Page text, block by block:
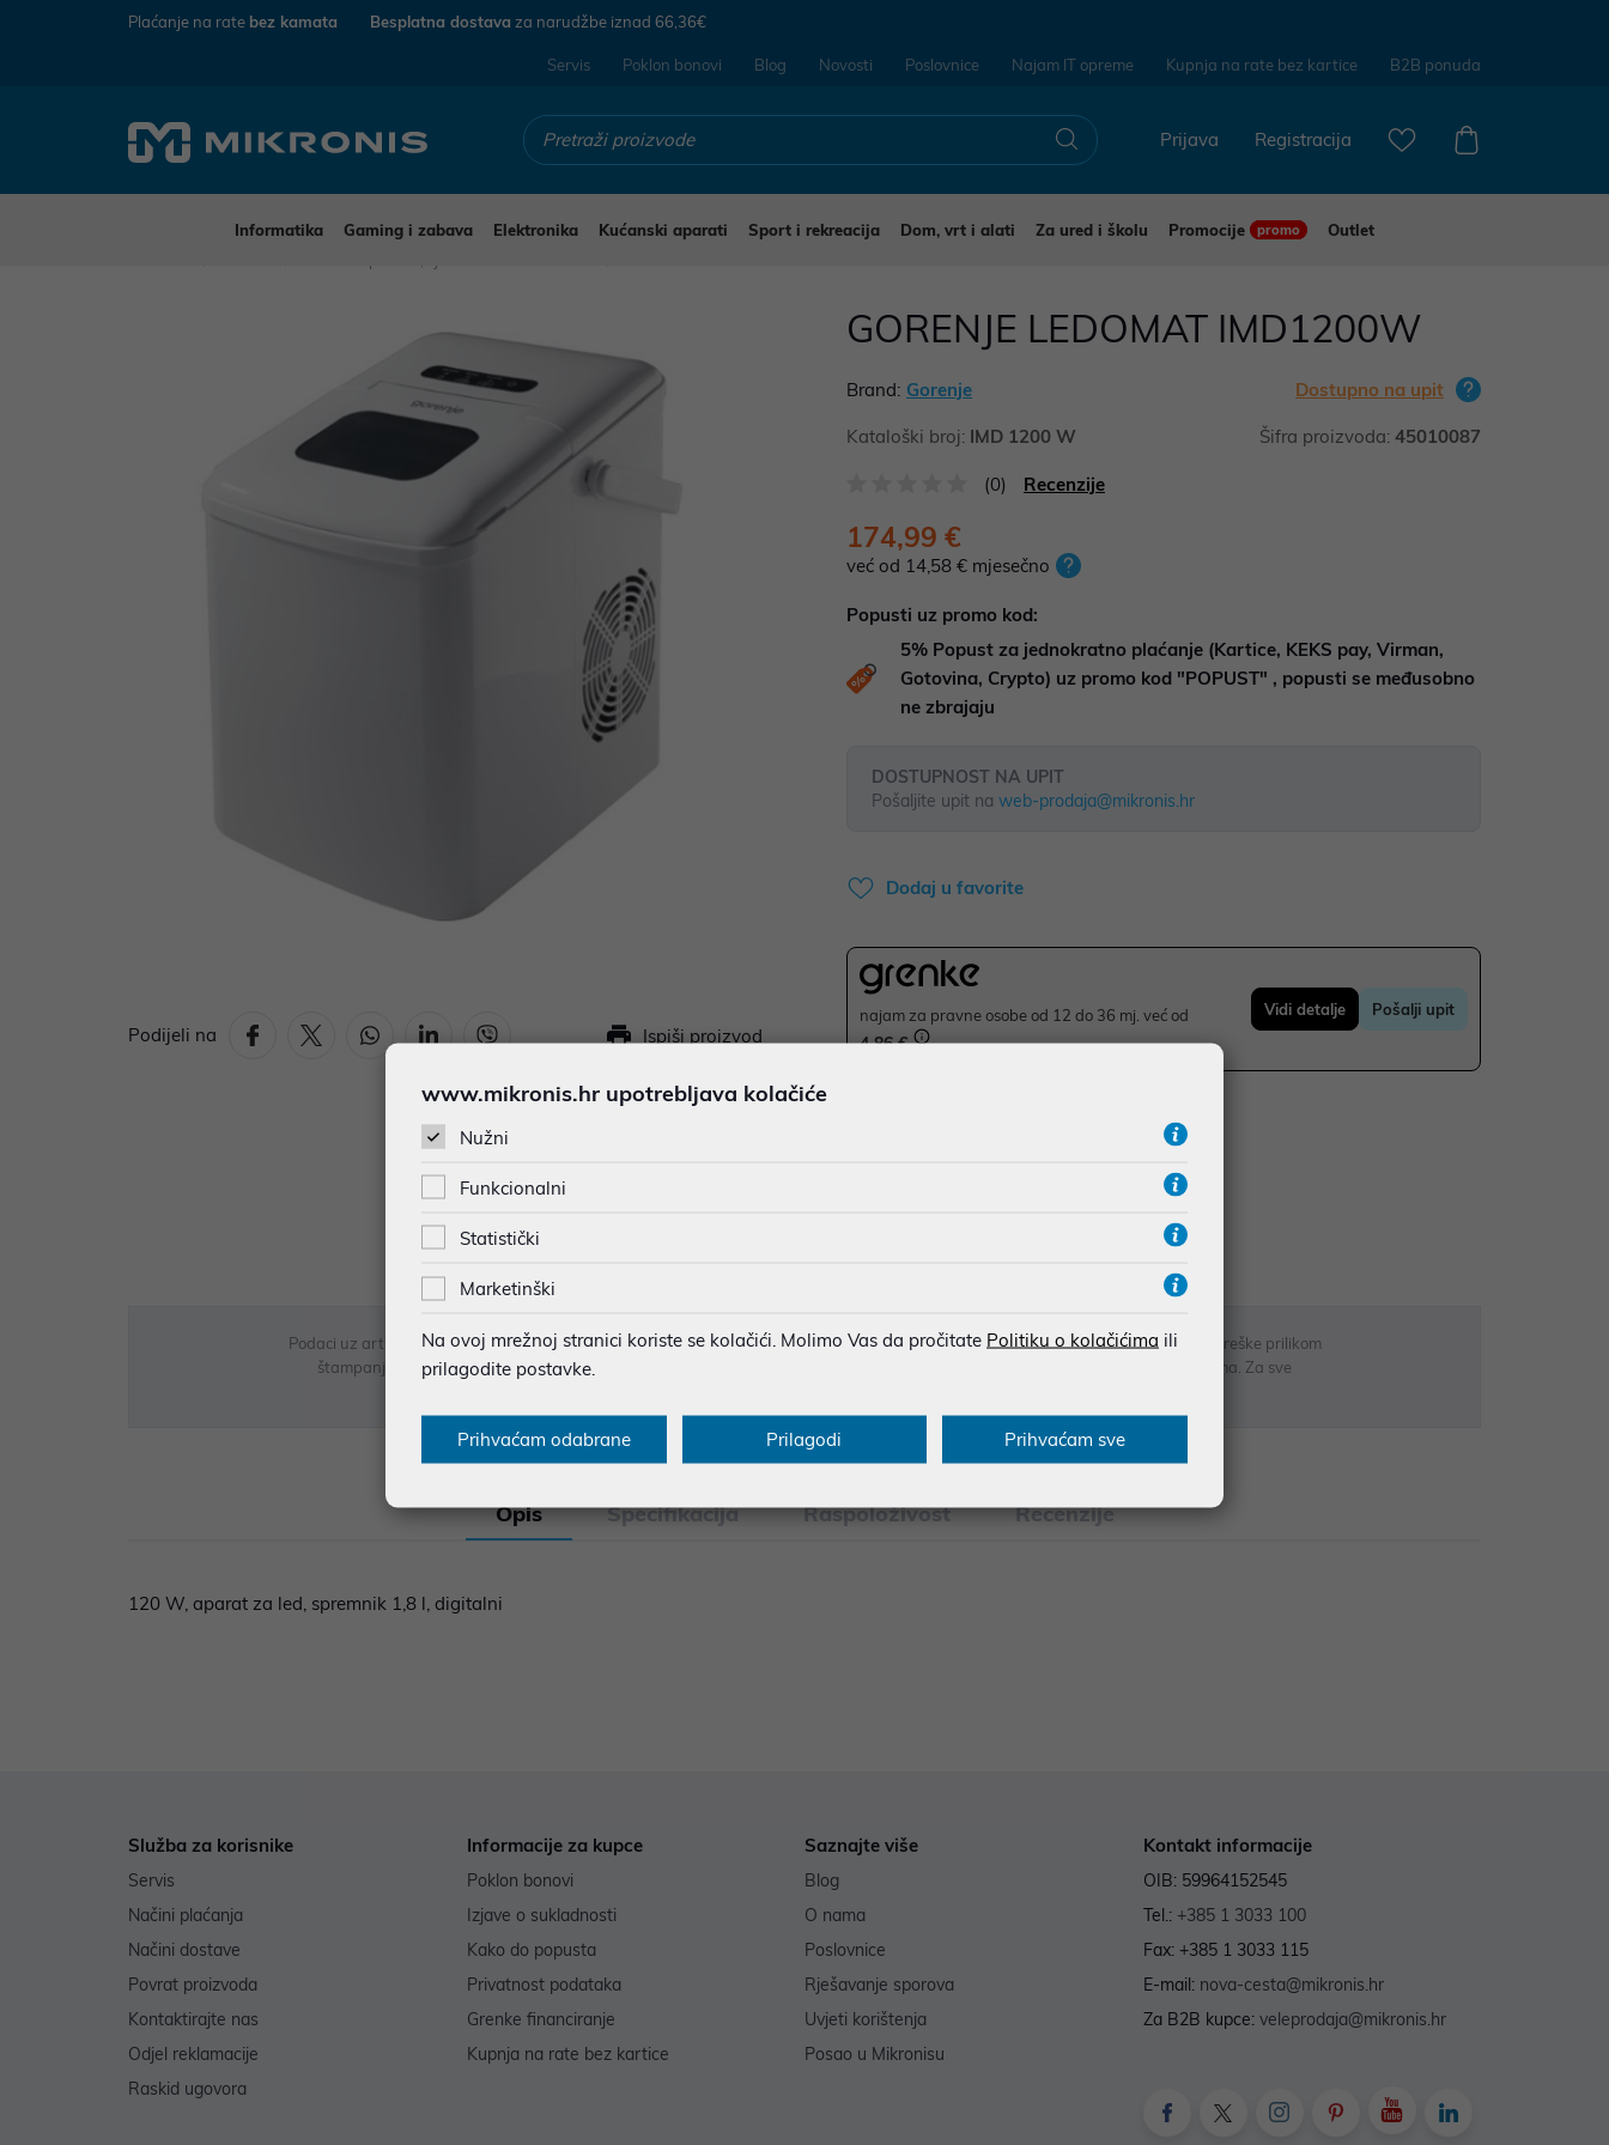
Plaćanje na rate bez kamata Besplatna dostava za narudžbe iznad 66,36€
Servis Poklon bonovi Blog Novosti Poslovnice Najam IT opreme Kupnja na rate bez kartice B2B ponuda
Registracija
Prijava
Informatika Gaming i zabava Elektronika Kućanski aparati Sport i rekreacija Dom, vrt i alati Za ured i školu Promocije promo
Outlet
Podijeli na Ispiši proizvod
GORENJE LEDOMAT IMD1200W
Brand: Gorenje Dostupno na upit
Kataloški broj: IMD 1200 W Šifra proizvoda: 45010087
(0) Recenzije
174,99 €
već od 14,58 € mjesečno
Popusti uz promo kod:
5% Popust za jednokratno plaćanje (Kartice, KEKS pay, Virman,
Gotovina, Crypto) uz promo kod "POPUST" , popusti se međusobno
ne zbrajaju
DOSTUPNOST NA UPIT
Pošaljite upit na web-prodaja@mikronis.hr
Dodaj u favorite
najam za pravne osobe od 12 do 36 mj. već od
4,86 €
Vidi detalje Pošalji upit
BESPLATNA DOSTAVA ZA NARUDŽBE IZNAD 66,36€
Podaci uz artikle su prezentirani u dobroj namjeri. Mikronis d.o.o. ne odgovara za eventualne pogreške nastale u opisu proizvoda, greške prilikom
štampanja te promjene u dostupnosti i cijene. Slike artikala su ilustrativne prirode te ne moraju u potpunosti odgovarati artiklima. Za sve
Opis Specifikacija Raspoloživost Recenzije
120 W, aparat za led, spremnik 1,8 l, digitalni
Služba za korisnike
Servis
Načini plaćanja
Načini dostave
Povrat proizvoda
Kontaktirajte nas
Odjel reklamacije
Raskid ugovora
Informacije za kupce
Poklon bonovi
Izjave o sukladnosti
Kako do popusta
Privatnost podataka
Grenke financiranje
Kupnja na rate bez kartice
Saznajte više
Blog
O nama
Poslovnice
Rješavanje sporova
Uvjeti korištenja
Posao u Mikronisu
Kontakt informacije
OIB: 59964152545
Tel.: +385 1 3033 100
Fax: +385 1 3033 115
E-mail: nova-cesta@mikronis.hr
Za B2B kupce: veleprodaja@mikronis.hr
www.mikronis.hr upotrebljava kolačiće
Nužni
Funkcionalni
Statistički
Marketinški
Na ovoj mrežnoj stranici koriste se kolačići. Molimo Vas da pročitate Politiku o kolačićima ili
prilagodite postavke.
Prihvaćam odabrane Prilagodi Prihvaćam sve